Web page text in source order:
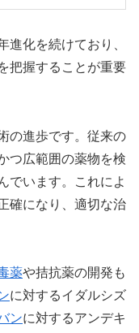
進化を続けており、
把握することが重要
の進歩です。従来の
つ広範囲の薬物を検
でいます。これによ
確になり、適切な治
薬や拮抗薬の開発も
に対するイダルシズ
ンに対するアンデキ